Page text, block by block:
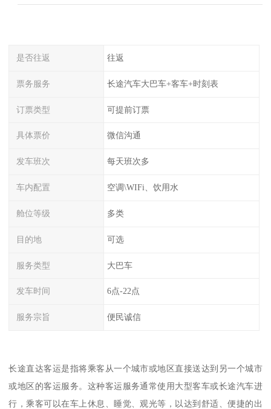
是否往返 往返
票务服务 长途汽车大巴车+客车+时刻表
订票类型 可提前订票
具体票价 微信沟通
发车班次 每天班次多
车内配置 空调\WIFi、饮用水
舱位等级 多类
目的地 可选
服务类型 大巴车
发车时间 6点-22点
服务宗旨 便民诚信
长途直达客运是指将乘客从一个城市或地区直接送达到另一个城市
或地区的客运服务。这种客运服务通常使用大型客车或长途汽车进
行，乘客可以在车上休息、睡觉、观光等，以达到舒适、便捷的出